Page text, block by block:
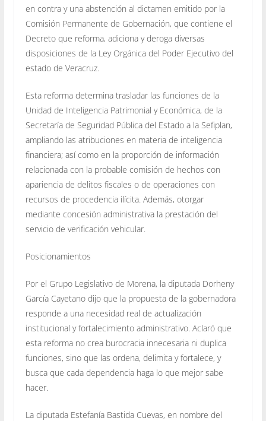
en contra y una abstención al dictamen emitido por la
Comisión Permanente de Gobernación, que contiene el
Decreto que reforma, adiciona y deroga diversas
disposiciones de la Ley Orgánica del Poder Ejecutivo del
estado de Veracruz.
Esta reforma determina trasladar las funciones de la
Unidad de Inteligencia Patrimonial y Económica, de la
Secretaría de Seguridad Pública del Estado a la Sefiplan,
ampliando las atribuciones en materia de inteligencia
financiera; así como en la proporción de información
relacionada con la probable comisión de hechos con
apariencia de delitos fiscales o de operaciones con
recursos de procedencia ilícita. Además, otorgar
mediante concesión administrativa la prestación del
servicio de verificación vehicular.
Posicionamientos
Por el Grupo Legislativo de Morena, la diputada Dorheny
García Cayetano dijo que la propuesta de la gobernadora
responde a una necesidad real de actualización
institucional y fortalecimiento administrativo. Aclaró que
esta reforma no crea burocracia innecesaria ni duplica
funciones, sino que las ordena, delimita y fortalece, y
busca que cada dependencia haga lo que mejor sabe
hacer.
La diputada Estefanía Bastida Cuevas, en nombre del